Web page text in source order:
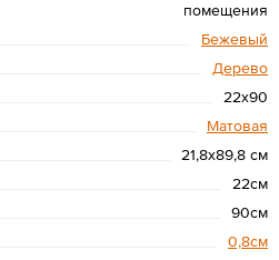
помещения
Бежевый
Дерево
22х90
Матовая
21,8x89,8 см
22см
90см
0,8см